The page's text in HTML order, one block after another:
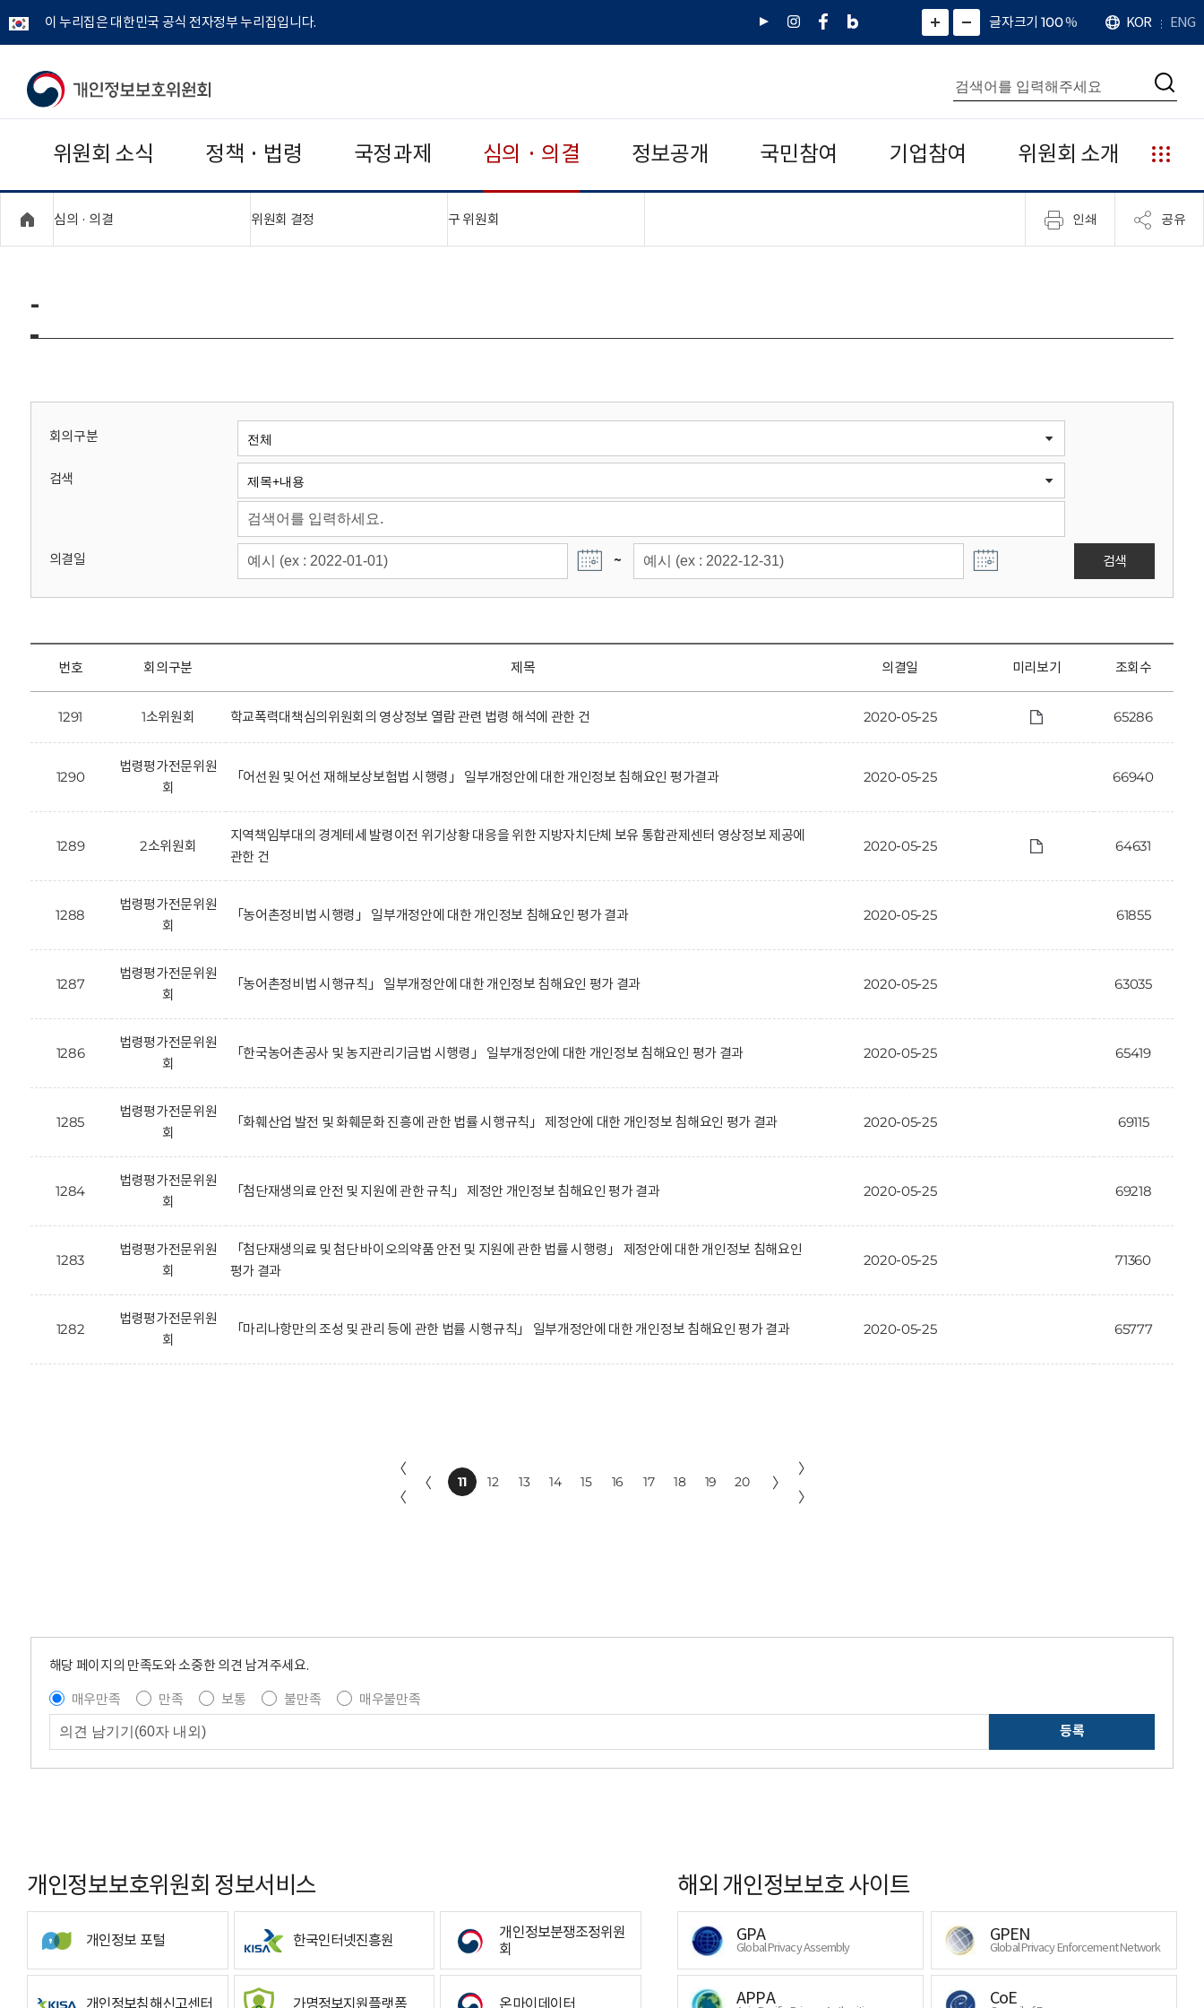
이 누리집은 대한민국 공식 전자정부 누리집입니다.
유
인
페
네
그
)
화
면
면
소
확
대
치
글자크기 100%
언
어
KOR ENG
개
보
보
위
회
통
합
검
색
검
위원회 소식 정책 · 법령 국정과제 심의 · 의결 정보공개 국민참여 기업참여 위원회 소개
누
리
집
안
심의 · 의결 위원회 결정 구 위원회 인쇄 공유
-
회의구분
검색
의결일 ~ 검색
번호 회의구분 제목 의결일 미리보기 조회수
1291 1소위원회 학교폭력대책심의위원회의 영상정보 열람 관련 법령 해석에 관한 건 2020-05-25 65286
1290
법령평가전문위원
회
「어선원 및 어선 재해보상보험법 시행령」 일부개정안에 대한 개인정보 침해요인 평가결과 2020-05-25 66940
1289 2소위원회
지역책임부대의 경계테세 발령이전 위기상황 대응을 위한 지방자치단체 보유 통합관제센터 영상정보 제공에
관한 건
2020-05-25 64631
1288
법령평가전문위원
회
「농어촌정비법 시행령」 일부개정안에 대한 개인정보 침해요인 평가 결과 2020-05-25 61855
1287
법령평가전문위원
회
「농어촌정비법 시행규칙」 일부개정안에 대한 개인정보 침해요인 평가 결과 2020-05-25 63035
1286
법령평가전문위원
회
「한국농어촌공사 및 농지관리기금법 시행령」 일부개정안에 대한 개인정보 침해요인 평가 결과 2020-05-25 65419
1285
법령평가전문위원
회
「화훼산업 발전 및 화훼문화 진흥에 관한 법률 시행규칙」 제정안에 대한 개인정보 침해요인 평가 결과 2020-05-25 69115
1284
법령평가전문위원
회
「첨단재생의료 안전 및 지원에 관한 규칙」 제정안 개인정보 침해요인 평가 결과 2020-05-25 69218
1283
법령평가전문위원
회
「첨단재생의료 및 첨단 바이오의약품 안전 및 지원에 관한 법률 시행령」 제정안에 대한 개인정보 침해요인
평가 결과
2020-05-25 71360
1282
법령평가전문위원
회
「마리나항만의 조성 및 관리 등에 관한 법률 시행규칙」 일부개정안에 대한 개인정보 침해요인 평가 결과 2020-05-25 65777
〈
〈
〈 11 12 13 14 15 16 17 18 19 20 〉
〉
〉
해당 페이지의 만족도와 소중한 의견 남겨주세요.
매우만족
만족 보통 불만족
매우불만족
등록
개인정보보호위원회 정보서비스
개인정보 포털 한국인터넷진흥원
개인정보분쟁조정위원
회
개인정보침해신고센터 가명정보지원플랫폼 온마이데이터
해외 개인정보보호 사이트
GPA
Global Privacy Assembly
GPEN
Global Privacy Enforcement Network
APPA CoE